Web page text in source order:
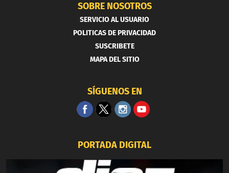
SOBRE NOSOTROS
SERVICIO AL USUARIO
POLITICAS DE PRIVACIDAD
SUSCRIBETE
MAPA DEL SITIO
SÍGUENOS EN
PORTADA DIGITAL